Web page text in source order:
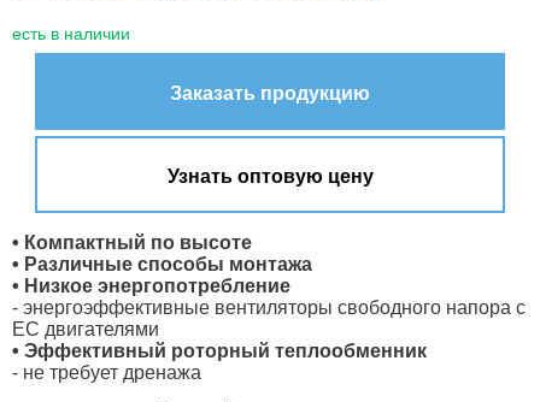
есть в наличии
Заказать продукцию
Узнать оптовую цену
• Компактный по высоте
• Различные способы монтажа
• Низкое энергопотребление
- энергоэффективные вентиляторы свободного напора с
ЕС двигателями
• Эффективный роторный теплообменник
- не требует дренажа